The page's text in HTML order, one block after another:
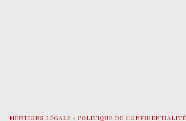
MENTIONS LÉGALE • POLITIQUE DE CONFIDENTIALITÉ